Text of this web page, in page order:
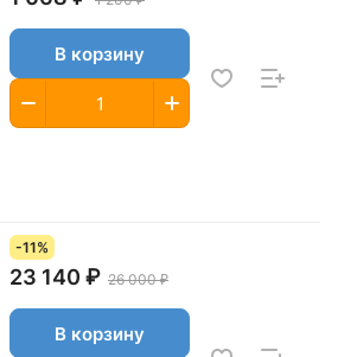
В корзину
-11%
23 140 ₽ 26 000 ₽
В корзину